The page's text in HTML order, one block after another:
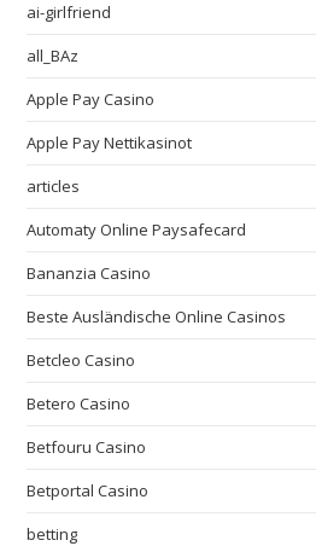
ai-girlfriend
all_BAz
Apple Pay Casino
Apple Pay Nettikasinot
articles
Automaty Online Paysafecard
Bananzia Casino
Beste Ausländische Online Casinos
Betcleo Casino
Betero Casino
Betfouru Casino
Betportal Casino
betting